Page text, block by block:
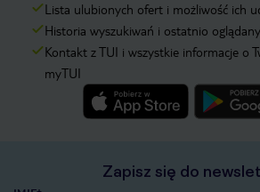
Lista ulubionych ofert i możliwość ich
Historia wyszukiwań i ostatnio
Kontakt z TUI i wszystkie informacje o
myTUI
Zapisz się do